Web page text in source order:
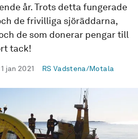
år. Trots detta fungerade
de frivilliga sjöräddarna,
de som donerar pengar till
tack!
Publicerad
1 jan 2021 RS Vadstena/Motala